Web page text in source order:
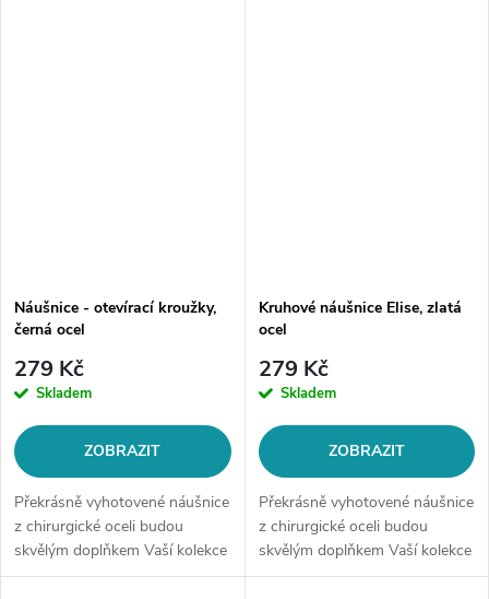
Náušnice - otevírací kroužky,
černá ocel
279 Kč
Skladem
ZOBRAZIT
Překrásně vyhotovené náušnice
z chirurgické oceli budou
skvělým doplňkem Vaší kolekce
šperků.Typ náušnic:
Kruhové náušnice Elise, zlatá
ocel
279 Kč
Skladem
ZOBRAZIT
Překrásně vyhotovené náušnice
z chirurgické oceli budou
skvělým doplňkem Vaší kolekce
šperků. Materiál: chirurgická